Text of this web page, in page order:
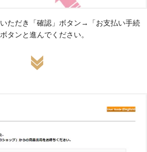
ただき「確認」ボタン→「お支払い手続
タンと進んでください。